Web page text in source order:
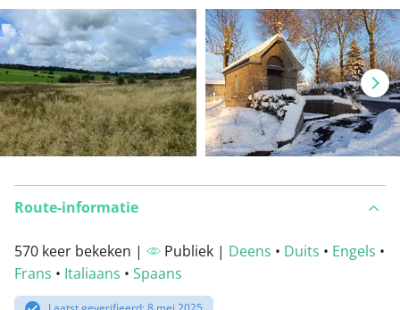
Route-informatie
570 keer bekeken | Publiek | Deens • Duits • Engels •
Frans • Italiaans • Spaans